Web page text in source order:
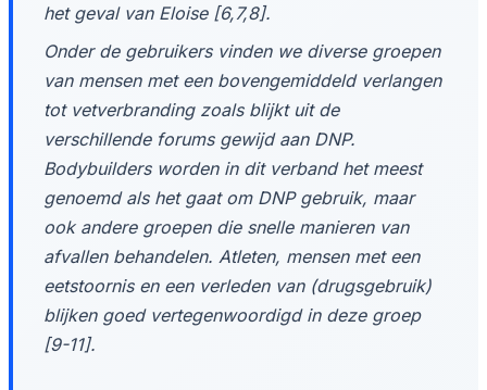
het geval van Eloise [6,7,8].
Onder de gebruikers vinden we diverse groepen
van mensen met een bovengemiddeld verlangen
tot vetverbranding zoals blijkt uit de
verschillende forums gewijd aan DNP.
Bodybuilders worden in dit verband het meest
genoemd als het gaat om DNP gebruik, maar
ook andere groepen die snelle manieren van
afvallen behandelen. Atleten, mensen met een
eetstoornis en een verleden van (drugsgebruik)
blijken goed vertegenwoordigd in deze groep
[9-11].